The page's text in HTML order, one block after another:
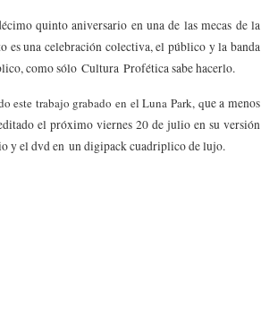
quinto aniversario en una de las mecas de la
es una celebración colectiva, el público y la banda
como sólo Cultura Profética sabe hacerlo.
este trabajo grabado en el Luna Park, que a menos
el próximo viernes 20 de julio en su versión
y el dvd en un digipack cuadriplico de lujo.